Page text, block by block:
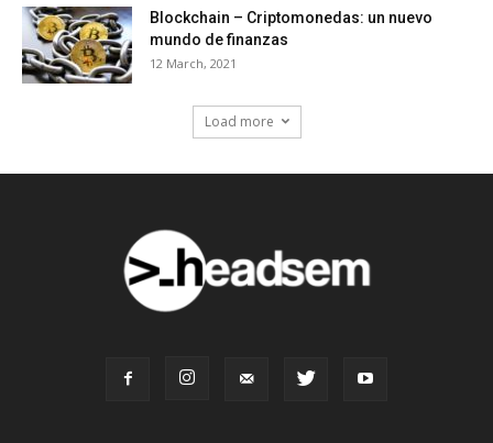
Blockchain – Criptomonedas: un nuevo
mundo de finanzas
12 March, 2021
Load more